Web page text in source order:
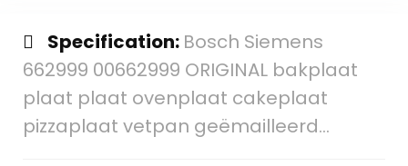
Specification: Bosch Siemens
662999 00662999 ORIGINAL bakplaat
plaat plaat ovenplaat cakeplaat
pizzaplaat vetpan geëmailleerd…